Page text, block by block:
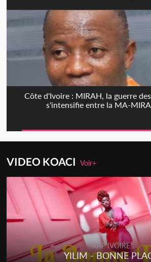
Côte d'Ivoire : MIRAH, la guerre
s'intensifie entre la MA-
VIDEO KOACIVoir+
RAP IVOIRE
YILIM - BONNE PLACE